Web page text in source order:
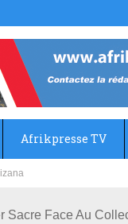
Afrikpresse TV
Sacre Face Au